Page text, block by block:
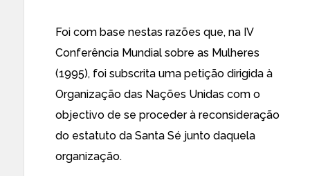
Foi com base nestas razões que, na IV
Conferência Mundial sobre as Mulheres
(1995), foi subscrita uma petição dirigida à
Organização das Nações Unidas com o
objectivo de se proceder à reconsideração
do estatuto da Santa Sé junto daquela
organização.